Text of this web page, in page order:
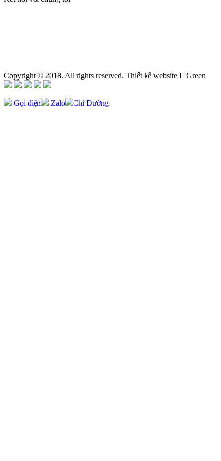
Copyright © 2018. All rights reserved. Thiết kế website ITGreen
Gọi điện Zalo Chỉ Đường